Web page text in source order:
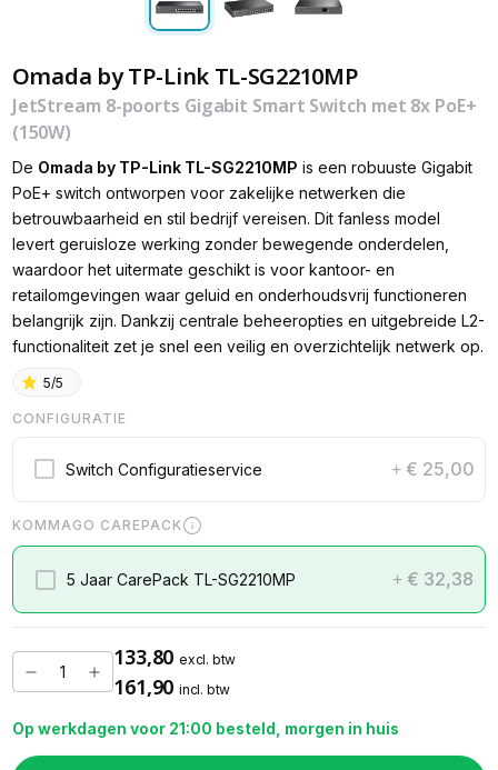
Omada by TP-Link TL-SG2210MP
JetStream 8-poorts Gigabit Smart Switch met 8x PoE+
(150W)
De Omada by TP-Link TL-SG2210MP is een robuuste Gigabit
PoE+ switch ontworpen voor zakelijke netwerken die
betrouwbaarheid en stil bedrijf vereisen. Dit fanless model
levert geruisloze werking zonder bewegende onderdelen,
waardoor het uitermate geschikt is voor kantoor- en
retailomgevingen waar geluid en onderhoudsvrij functioneren
belangrijk zijn. Dankzij centrale beheeropties en uitgebreide L2-
functionaliteit zet je snel een veilig en overzichtelijk netwerk op.
5/5
CONFIGURATIE
Switch Configuratieservice + € 25,00
KOMMAGO CAREPACK
5 Jaar CarePack TL-SG2210MP + € 32,38
133,80 excl. btw
161,90 incl. btw
Op werkdagen voor 21:00 besteld, morgen in huis